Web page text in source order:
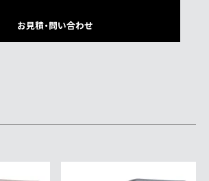
お見積・問い合わせ